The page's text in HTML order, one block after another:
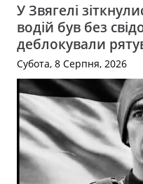
У Звягелі
водій був без
деблокували
Субота, 8 Серпня, 2026